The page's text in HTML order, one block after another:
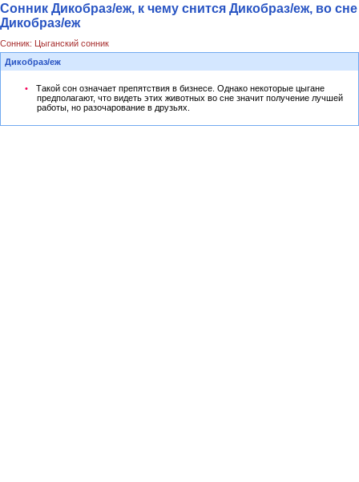
Сонник Дикобраз/еж, к чему снится Дикобраз/еж, во сне
Дикобраз/еж
Сонник: Цыганский сонник
Дикобраз/еж
Такой сон означает препятствия в бизнесе. Однако некоторые цыгане
предполагают, что видеть этих животных во сне значит получение лучшей
работы, но разочарование в друзьях.